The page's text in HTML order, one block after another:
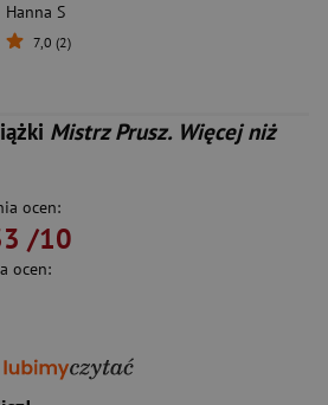
Hanna S
7,0 (2)
Mistrz Prusz. Więcej niż
ocen:
/10
ocen: